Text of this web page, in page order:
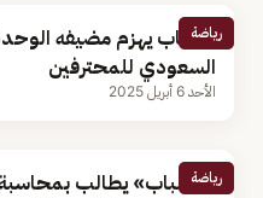
رياضة
الشباب يهزم مضيفه
السعودي للمحترفين
الأحد 6 أبريل 2025
رياضة
«الشباب» يطالب بمحاسبة